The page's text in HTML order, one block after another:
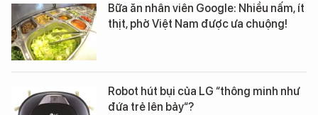
Bữa ăn nhân viên Google: Nhiều nấm, ít
thịt, phở Việt Nam được ưa chuộng!
Robot hút bụi của LG “thông minh như
đứa trẻ lên bảy“?